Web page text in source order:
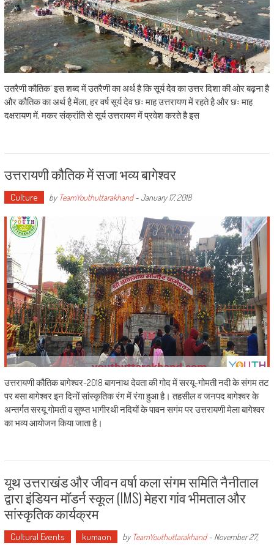
उतरैणी कौतिक' इस शब्द में उतरैणी का अर्थ है कि सूर्य देेव का उत्तर दिशा की ओर बढ़ना है
और कौतिक का अर्थ है मेंला, हर वर्ष सूर्य देव छः माह उत्तरायण में रहते है और छः माह
दक्षरायण में, मकर संक्रांति से सूर्य उत्तरायण में प्रवेश करते है इस
उत्तरायणी कौतिक में सजा भव्य बागेश्वर
Culture by TeamYouthuttarakhand-January 17, 2018
उत्तरायणी कौतिक बागेश्वर-2018 बागनाथ देवता की गोद में सरयू-गोमती नदी के संगम तट
पर बसा बागेश्वर इन दिनों सांस्कृतिक रंग में रंगा हुआ है। तहसील व जनपद बागेश्वर के
अन्तर्गत सरयू गोमती व सुष्प्त भागीरथी नदियों के पावन सगंम पर उत्तरायणी मेला बागेश्वर
का भव्य आयोजन किया जाता है।
यूथ उत्तराखंड और जीवन वर्षा कला संगम समिति नैनीताल
द्वारा इंडियन मॉडर्न स्कूल (IMS) मेहरा गांव भीमताल और
सांस्कृतिक कार्यक्रम
Cultural Events kumaon by TeamYouthuttarakhand- November 27,